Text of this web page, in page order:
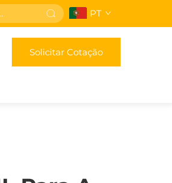
PT
Solicitar Cotação